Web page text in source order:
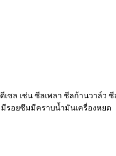
ซล เช่น ซีลเพลา ซีลก้านวาล์
มีรอยซึมมีคราบน้ำมันเครื่องหยด